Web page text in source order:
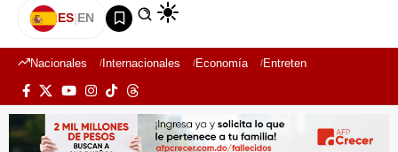
ES|EN
Nacionales Internacionales Economía Entretenimiento